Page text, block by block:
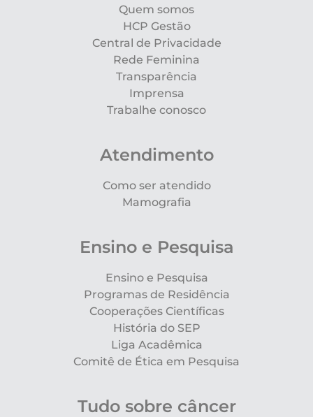
Quem somos
HCP Gestão
Central de Privacidade
Rede Feminina
Transparência
Imprensa
Trabalhe conosco
Atendimento
Como ser atendido
Mamografia
Ensino e Pesquisa
Ensino e Pesquisa
Programas de Residência
Cooperações Científicas
História do SEP
Liga Acadêmica
Comitê de Ética em Pesquisa
Tudo sobre câncer